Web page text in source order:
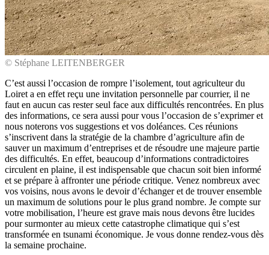
© Stéphane LEITENBERGER
C’est aussi l’occasion de rompre l’isolement, tout agriculteur du
Loiret a en effet reçu une invitation personnelle par courrier, il ne
faut en aucun cas rester seul face aux difficultés rencontrées. En plus
des informations, ce sera aussi pour vous l’occasion de s’exprimer et
nous noterons vos suggestions et vos doléances. Ces réunions
s’inscrivent dans la stratégie de la chambre d’agriculture afin de
sauver un maximum d’entreprises et de résoudre une majeure partie
des difficultés. En effet, beaucoup d’informations contradictoires
circulent en plaine, il est indispensable que chacun soit bien informé
et se prépare à affronter une période critique. Venez nombreux avec
vos voisins, nous avons le devoir d’échanger et de trouver ensemble
un maximum de solutions pour le plus grand nombre. Je compte sur
votre mobilisation, l’heure est grave mais nous devons être lucides
pour surmonter au mieux cette catastrophe climatique qui s’est
transformée en tsunami économique. Je vous donne rendez-vous dès
la semaine prochaine.